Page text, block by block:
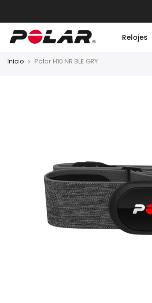
contendio
Relojes
Inicio Polar H10 NR BLE GRY